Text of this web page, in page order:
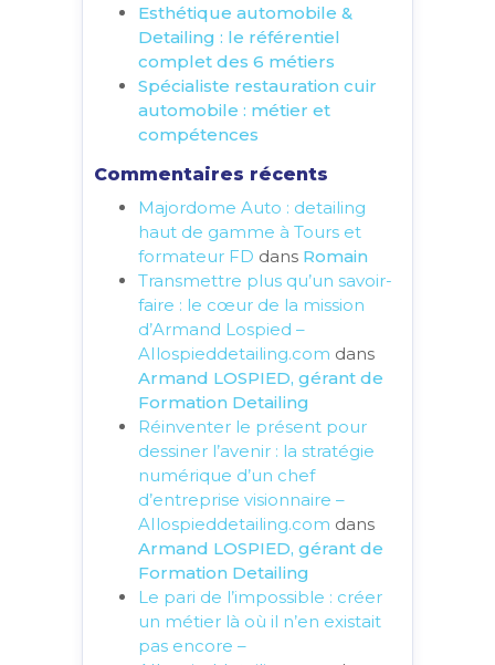
Esthétique automobile &
Detailing : le référentiel
complet des 6 métiers
Spécialiste restauration cuir
automobile : métier et
compétences
Commentaires récents
Majordome Auto : detailing
haut de gamme à Tours et
formateur FD dans Romain
Transmettre plus qu’un savoir-
faire : le cœur de la mission
d’Armand Lospied –
AIlospieddetailing.com dans
Armand LOSPIED, gérant de
Formation Detailing
Réinventer le présent pour
dessiner l’avenir : la stratégie
numérique d’un chef
d’entreprise visionnaire –
AIlospieddetailing.com dans
Armand LOSPIED, gérant de
Formation Detailing
Le pari de l’impossible : créer
un métier là où il n’en existait
pas encore –